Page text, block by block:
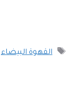
الوسوم
القهوة البيضاء